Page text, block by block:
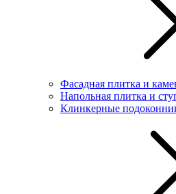
Фасадная плитка и
Напольная плитка и
Клинкерные